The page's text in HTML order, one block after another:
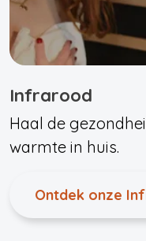
Infrarood
Haal de
warmte in huis.
Ontdek onze